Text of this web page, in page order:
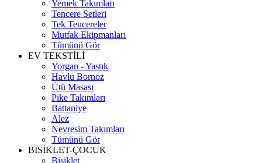
Yemek Takımları
Tencere Setleri
Tek Tencereler
Mutfak Ekipmanları
Tümünü Gör
EV TEKSTİLİ
Yorgan - Yastık
Havlu Bornoz
Ütü Masası
Pike Takımları
Battaniye
Alez
Nevresim Takımları
Tümünü Gör
BİSİKLET-ÇOCUK
Bisiklet